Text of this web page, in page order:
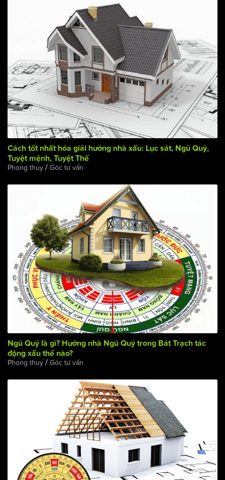
Cách tốt nhất hóa giải hướng nhà xấu: Lục sát, Ngũ Quỷ,
Tuyệt mệnh, Tuyệt Thế
Phong thuỷ/ Góc tư vấn
Ngũ Quỷ là gì? Hướng nhà Ngũ Quỷ trong Bát Trạch tác
động xấu thế nào?
Phong thuỷ/ Góc tư vấn